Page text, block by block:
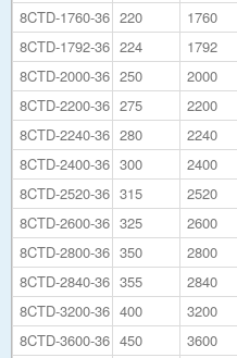
8CTD-1760-36 220 1760
8CTD-1792-36 224 1792
8CTD-2000-36 250 2000
8CTD-2200-36 275 2200
8CTD-2240-36 280 2240
8CTD-2400-36 300 2400
8CTD-2520-36 315 2520
8CTD-2600-36 325 2600
8CTD-2800-36 350 2800
8CTD-2840-36 355 2840
8CTD-3200-36 400 3200
8CTD-3600-36 450 3600